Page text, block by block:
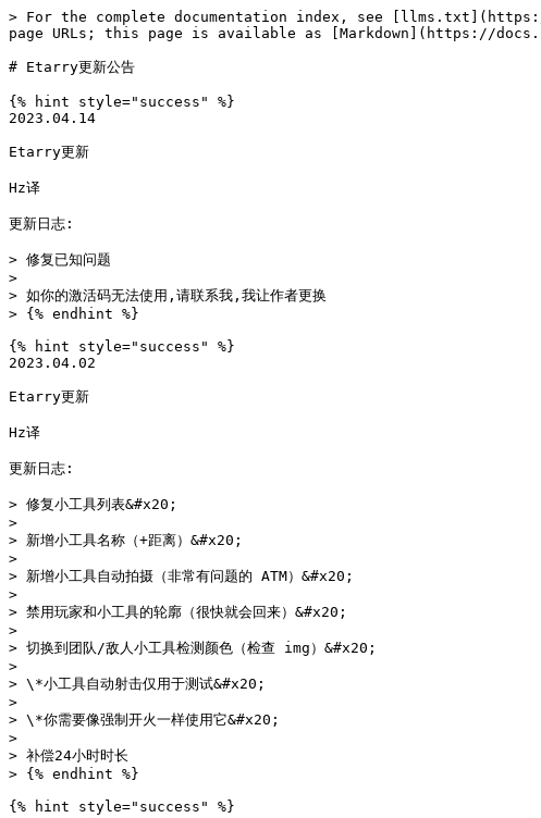
> For the complete documentation index, see
page URLs; this page is available as [Markdown](https://
# Etarry更新公告
{% hint style="success" %}
2023.04.14
Etarry更新
Hz译
更新日志:
> 修复已知问题
>
> 如你的激活码无法使用,请联系我,我让作者更换
> {% endhint %}
{% hint style="success" %}
2023.04.02
Etarry更新
Hz译
更新日志:
> 修复小工具列表&#x20;
>
> 新增小工具名称（+距离）&#x20;
>
> 新增小工具自动拍摄（非常有问题的 ATM）&#x20;
>
> 禁用玩家和小工具的轮廓（很快就会回来）&#x20;
>
> 切换到团队/敌人小工具检测颜色（检查 img）&#x20;
>
> \*小工具自动射击仅用于测试&#x20;
>
> \*你需要像强制开火一样使用它&#x20;
>
> 补偿24小时时长
> {% endhint %}
{% hint style="success" %}